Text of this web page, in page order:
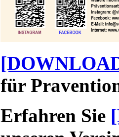
für
Erfahren Sie